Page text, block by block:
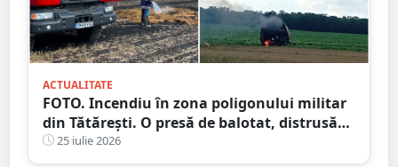
ACTUALITATE
FOTO. Incendiu în zona poligonului militar
din Tătărești. O presă de balotat, distrusă
complet! Flăcările s-au extins
25 iulie 2026